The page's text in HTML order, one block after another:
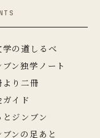
学の道しるべ
ブン独学ノート
より二冊
ガイド
とジンブン
ブンの足あと